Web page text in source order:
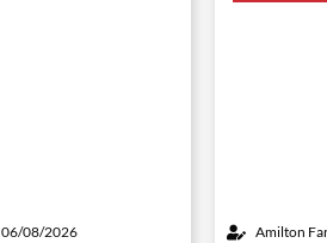
06/08/2026 Amilton